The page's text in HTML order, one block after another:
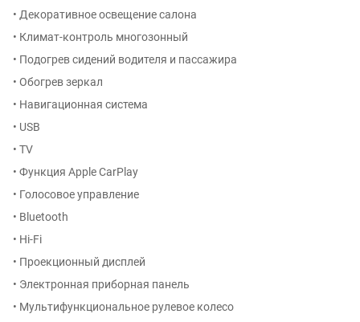
• Декоративное освещение салона
• Климат-контроль многозонный
• Подогрев сидений водителя и пассажира
• Обогрев зеркал
• Навигационная система
• USB
• TV
• Функция Apple CarPlay
• Голосовое управление
• Bluetooth
• Hi-Fi
• Проекционный дисплей
• Электронная приборная панель
• Мультифункциональное рулевое колесо